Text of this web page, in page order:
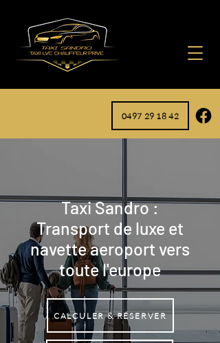
0497 29 18 42
Taxi Sandro :
Transport de luxe et
navette aeroport vers
toute l'europe
CALCULER & RÉSERVER